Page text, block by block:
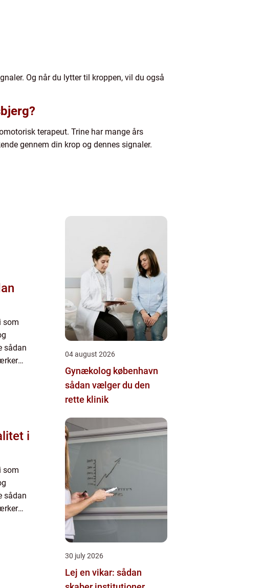
Og når du lytter til kroppen, vil du også
terapeut. Trine har mange års
gennem din krop og dennes signaler.
som
sådan
i
som
sådan
04 august 2026
Gynækolog københavn
sådan vælger du den
rette klinik
30 july 2026
Lej en vikar: sådan